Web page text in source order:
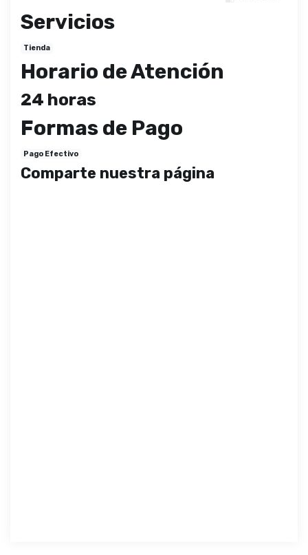
Servicios
Tienda
Horario de Atención
24 horas
Formas de Pago
Pago Efectivo
Comparte nuestra página